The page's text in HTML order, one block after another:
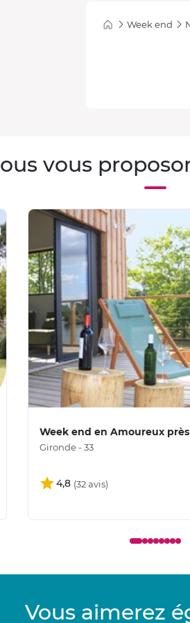
Week end
vous
Week end en Amoureux
Gironde - 33
4,8
Vous aimerez